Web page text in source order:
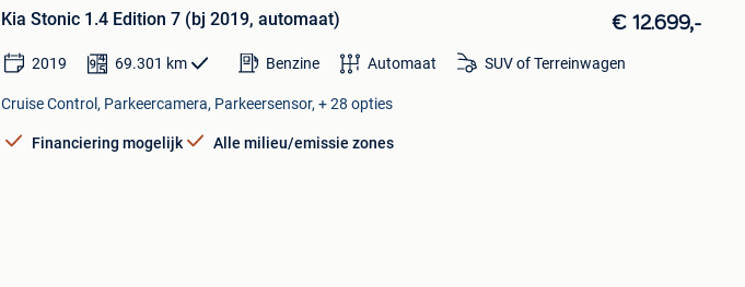
Kia Stonic 1.4 Edition 7 (bj 2019, automaat) € 12.699,-
2019 69.301 km Benzine Automaat SUV of Terreinwagen
Cruise Control, Parkeercamera, Parkeersensor, + 28 opties
Financiering mogelijk Alle milieu/emissie zones